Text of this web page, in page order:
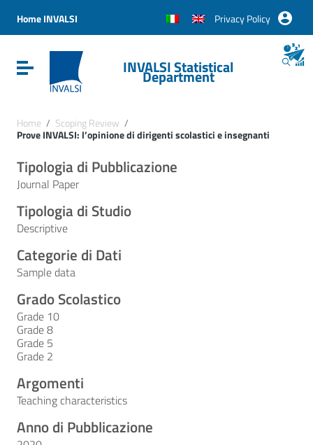
Vai al menu di navigazione
Vai al footer
Home INVALSI Privacy Policy
Attiva / disattiva la navigazioneINVALSI Statistical
Department
Home / Scoping Review /
Prove INVALSI: l’opinione di dirigenti scolastici e insegnanti
Tipologia di Pubblicazione
Journal Paper
Tipologia di Studio
Descriptive
Categorie di Dati
Sample data
Grado Scolastico
Grade 10
Grade 8
Grade 5
Grade 2
Argomenti
Teaching characteristics
Anno di Pubblicazione